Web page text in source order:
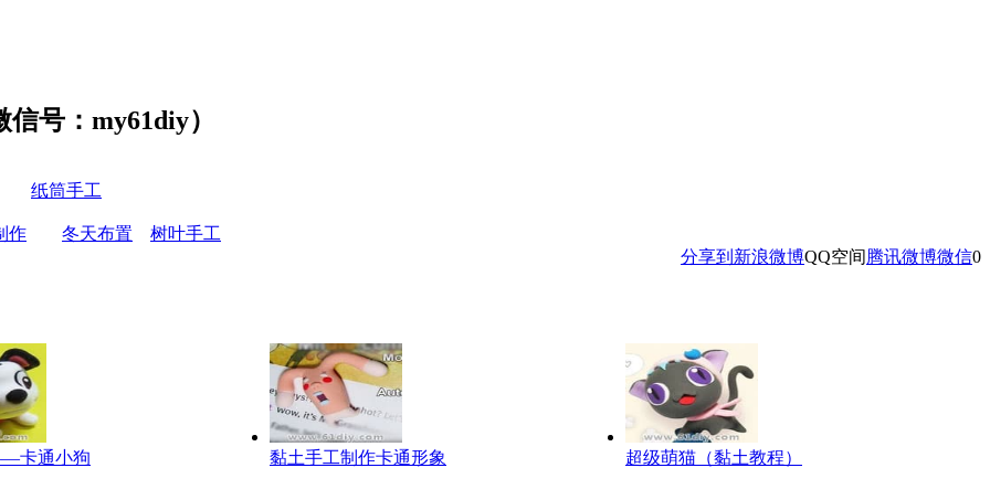
号：my61diy）
纸筒手工
作 冬天布置
树叶手工
分享到 新浪微博QQ空间腾讯微博微信0
卡通小狗 黏土手工制作卡通形象 超级萌猫（黏土教程）